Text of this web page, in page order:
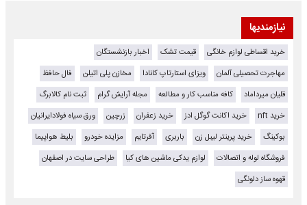
نیازمندیها
خرید اقساطی لوازم خانگی قیمت تشک
اخبار بازنشستگان
مهاجرت تحصیلی آلمان
ویزای استارتاپ کانادا مخازن پلی اتیلن
فال حافظ
قلیان میرداماد
کافه مناسب کار و مطالعه مجله آرایش گرام
ثبت نام کالابرگ
خرید nft
خرید اکانت گوگل ادز خرید زعفران زرچین
ورق سیاه فولادایرانیان
بوکینگ
خرید پرینتر لیبل زن باربری آفرتایم مزایده خودرو
بلیط هواپیما
فروشگاه لوله و اتصالات
لوازم یدکی ماشین های کیا
طراحی سایت در اصفهان
قهوه ساز دلونگی